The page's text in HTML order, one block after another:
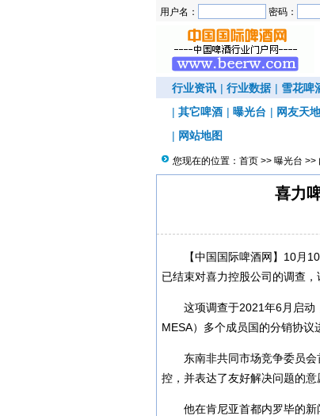
用户名： 密码：
行业资讯 | 行业数据 | 雪花啤
| 其它啤酒 | 曝光台 | 网友天地
| 网站地图
您现在的位置： 首页 >> 曝光台 >>
喜力
【中国国际啤酒网】10月
已结束对喜力控股公司的调查
这项调查于2021年6月启动
MESA）多个成员国的分销协议
东南非共同市场竞争委员
控，并表达了友好解决问题的意
他在肯尼亚首都内罗毕的